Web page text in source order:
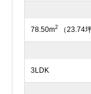
78.50m2 （23.74坪
3LDK